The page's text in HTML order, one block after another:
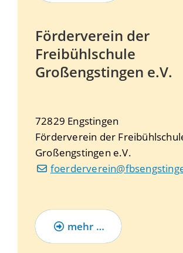
Förderverein der
Freibühlschule
Großengstingen e.V.
Förderverein der
Großengstingen e.V.
72829 Engstingen
mehr …